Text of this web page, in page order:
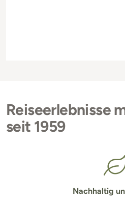
Reiseerlebnisse
seit 1959
Nachhaltig